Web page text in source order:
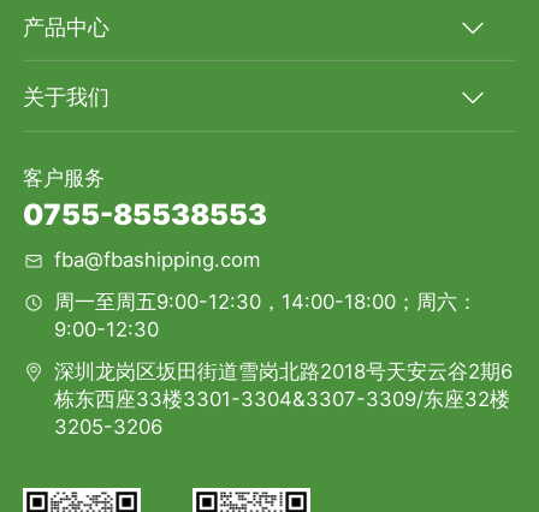
产品中心
关于我们
客户服务
0755-85538553
fba@fbashipping.com
周一至周五9:00-12:30，14:00-18:00；周六：
9:00-12:30
深圳龙岗区坂田街道雪岗北路2018号天安云谷2期6
栋东西座33楼3301-3304&3307-3309/东座32楼
3205-3206